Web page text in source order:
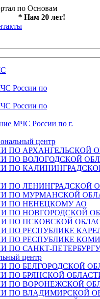
по Основам
* Нам 20 лет!
России по
России по
МЧС России по г.
центр
ПО АРХАНГЕЛЬСКОЙ
ПО ВОЛОГОДСКОЙ
ПО
ПО ЛЕНИНГРАДСКОЙ
ПО МУРМАНСКОЙ
ПО НЕНЕЦКОМУ АО
ПО НОВГОРОДСКОЙ
ПО ПСКОВСКОЙ
ПО РЕСПУБЛИКЕ
ПО РЕСПУБЛИКЕ КОМИ
ПО САНКТ-ПЕТЕРБУРГУ
центр
ПО БЕЛГОРОДСКОЙ
ПО БРЯНСКОЙ
ПО ВОРОНЕЖСКОЙ
ПО ВЛАДИМИРСКОЙ